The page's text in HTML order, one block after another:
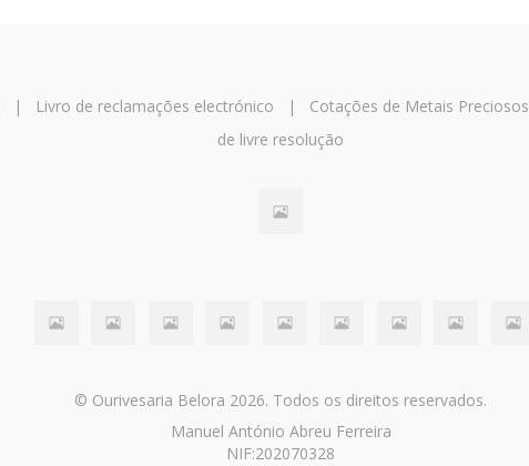
| Livro de reclamações electrónico | Cotações de Metais Preciosos
de livre resolução
© Ourivesaria Belora 2026. Todos os direitos reservados.
Manuel António Abreu Ferreira
NIF:202070328